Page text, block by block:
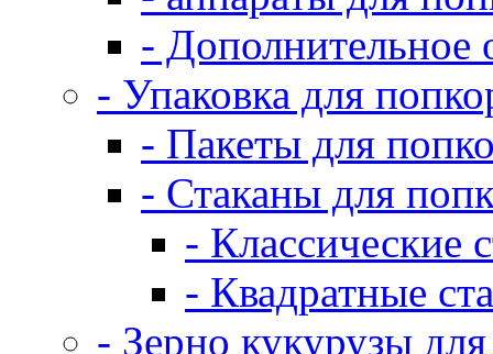
- Дополнительное
- Упаковка для
- Пакеты для
- Стаканы для
- Классические
- Квадратные
- Зерно кукурузы